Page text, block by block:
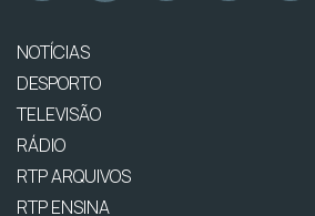
NOTÍCIAS
DESPORTO
TELEVISÃO
RÁDIO
RTP ARQUIVOS
RTP ENSINA